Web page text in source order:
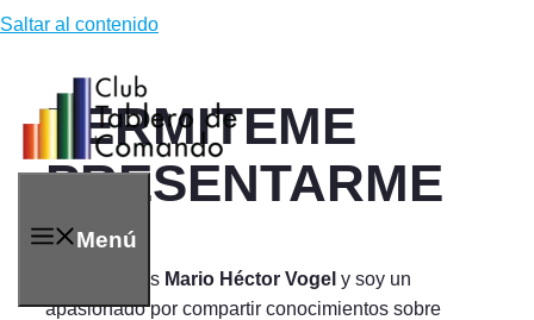
Saltar al contenido
Menú
PERMITEME
PRESENTARME
Mi nombre es Mario Héctor Vogel y soy un
apasionado por compartir conocimientos sobre